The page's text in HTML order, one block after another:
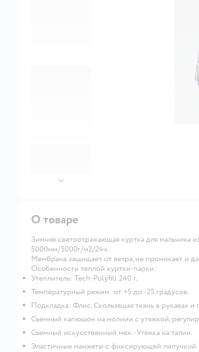
далее
О товаре
Зимняя светоотражающая куртка для мальчика
5000мм/5000г/м2/24ч.
Мембрана защищает от ветра, не промокает и
Особенности теплой куртки-парки:
Утеплитель: Tech-Polyfill 240 г.
Температурный режим: от +5 до -25 градусов.
Подкладка: Флис. Скользящая ткань в рукавах
Съемный капюшон на молнии с утяжкой,
Съемный искусственный мех. -Утяжка на талии.
Эластичные манжеты с фиксирующей липучкой.